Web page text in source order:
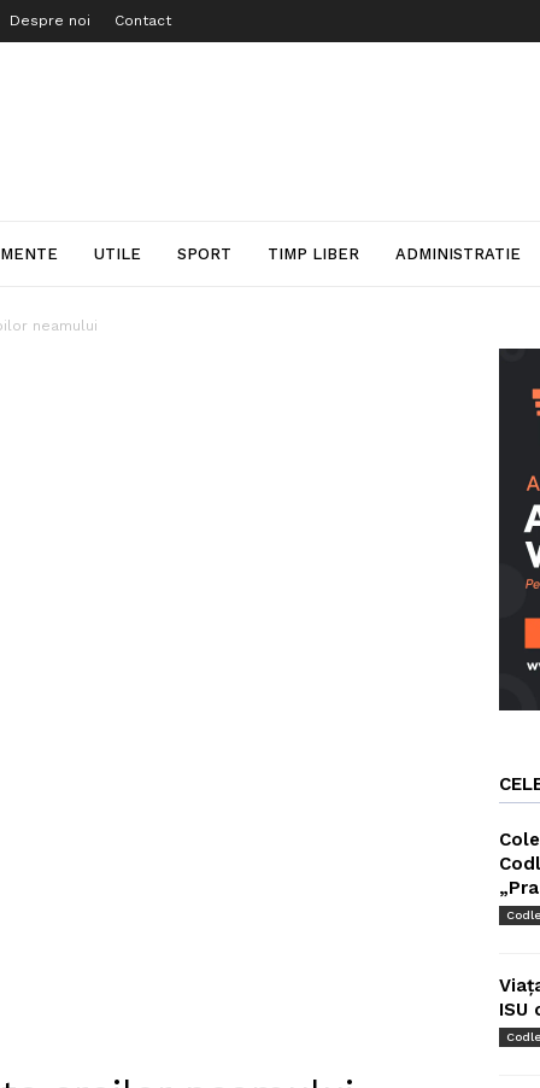
Despre noi Contact
UTILE SPORT TIMP LIBER ADMINISTRATIE
neamului
ISU